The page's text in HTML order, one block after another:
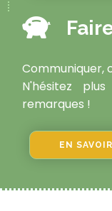
Communiquer,
N'hésitez
remarques !
EN